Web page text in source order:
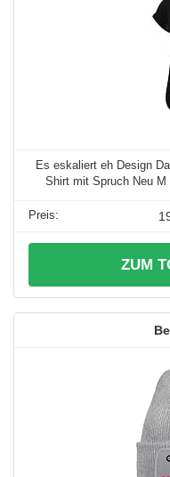
Es eskaliert eh Design
Shirt mit Spruch Neu M
ZUM